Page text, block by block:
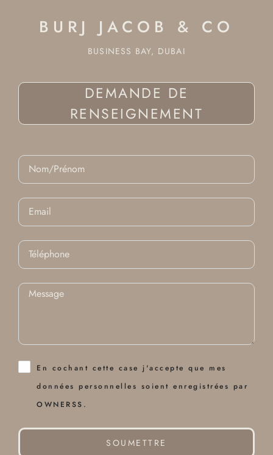
BURJ JACOB & CO
BUSINESS BAY, DUBAI
DEMANDE DE
RENSEIGNEMENT
En cochant cette case j'accepte que mes
données personnelles soient enregistrées par
OWNERSS.
SOUMETTRE